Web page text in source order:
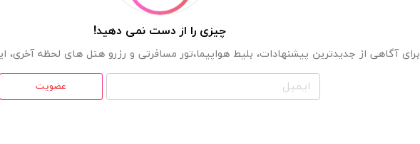
چیزی را از دست نمی دهید!
برای آگاهی از جدیدترین پیشنهادات، بلیط هواپیما،تور مسافرتی و رزرو هتل های لحظه آخری،
عضویت